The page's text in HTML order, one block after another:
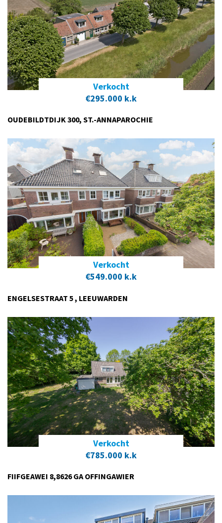
Verkocht
€295.000 k.k
OUDEBILDTDIJK 300, ST.-ANNAPAROCHIE
Verkocht
€549.000 k.k
ENGELSESTRAAT 5 , LEEUWARDEN
Verkocht
€785.000 k.k
FIIFGEAWEI 8,8626 GA OFFINGAWIER